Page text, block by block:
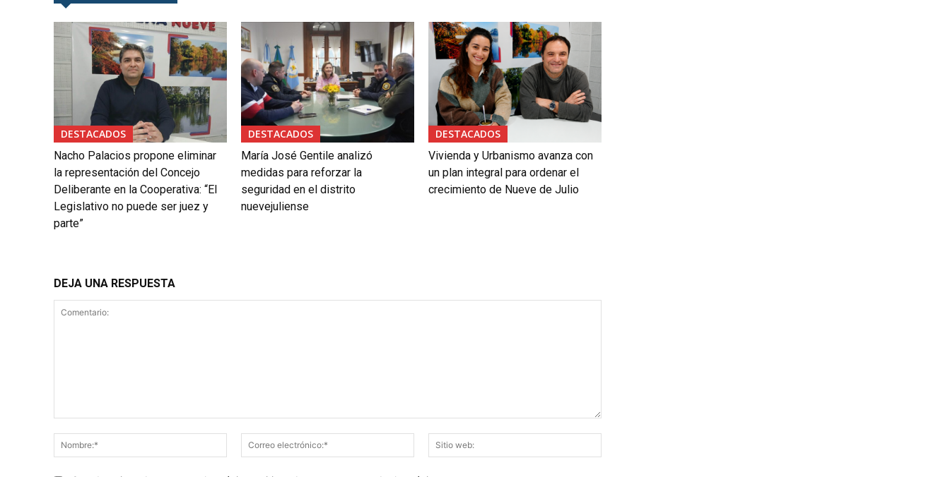
m
e
n
.
DESTACADOS
Nacho Palacios propone eliminar
la representación del Concejo
Deliberante en la Cooperativa: “El
Legislativo no puede ser juez y
parte”
DESTACADOS
María José Gentile analizó
medidas para reforzar la
seguridad en el distrito
nuevejuliense
DESTACADOS
Vivienda y Urbanismo avanza con
un plan integral para ordenar el
crecimiento de Nueve de Julio
DEJA UNA RESPUESTA
Nombre:*
Correo
electrónico:*
web: